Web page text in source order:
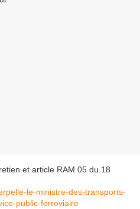
et article RAM 05 du 18
le-ministre-des-transports-
public-ferroviaire